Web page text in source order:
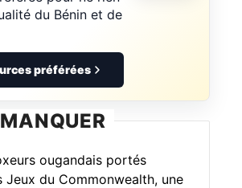
du Bénin et de
préférées
ougandais portés
Jeux du Commonwealth, une